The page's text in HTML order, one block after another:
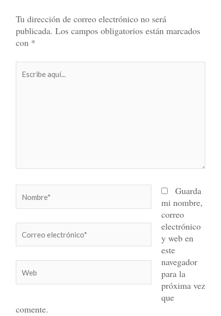
Tu dirección de correo electrónico no será
publicada. Los campos obligatorios están marcados
con *
aquí...
electrónico*
Guarda
mi nombre,
correo
electrónico
y web en
este
navegador
para la
próxima vez
que
comente.